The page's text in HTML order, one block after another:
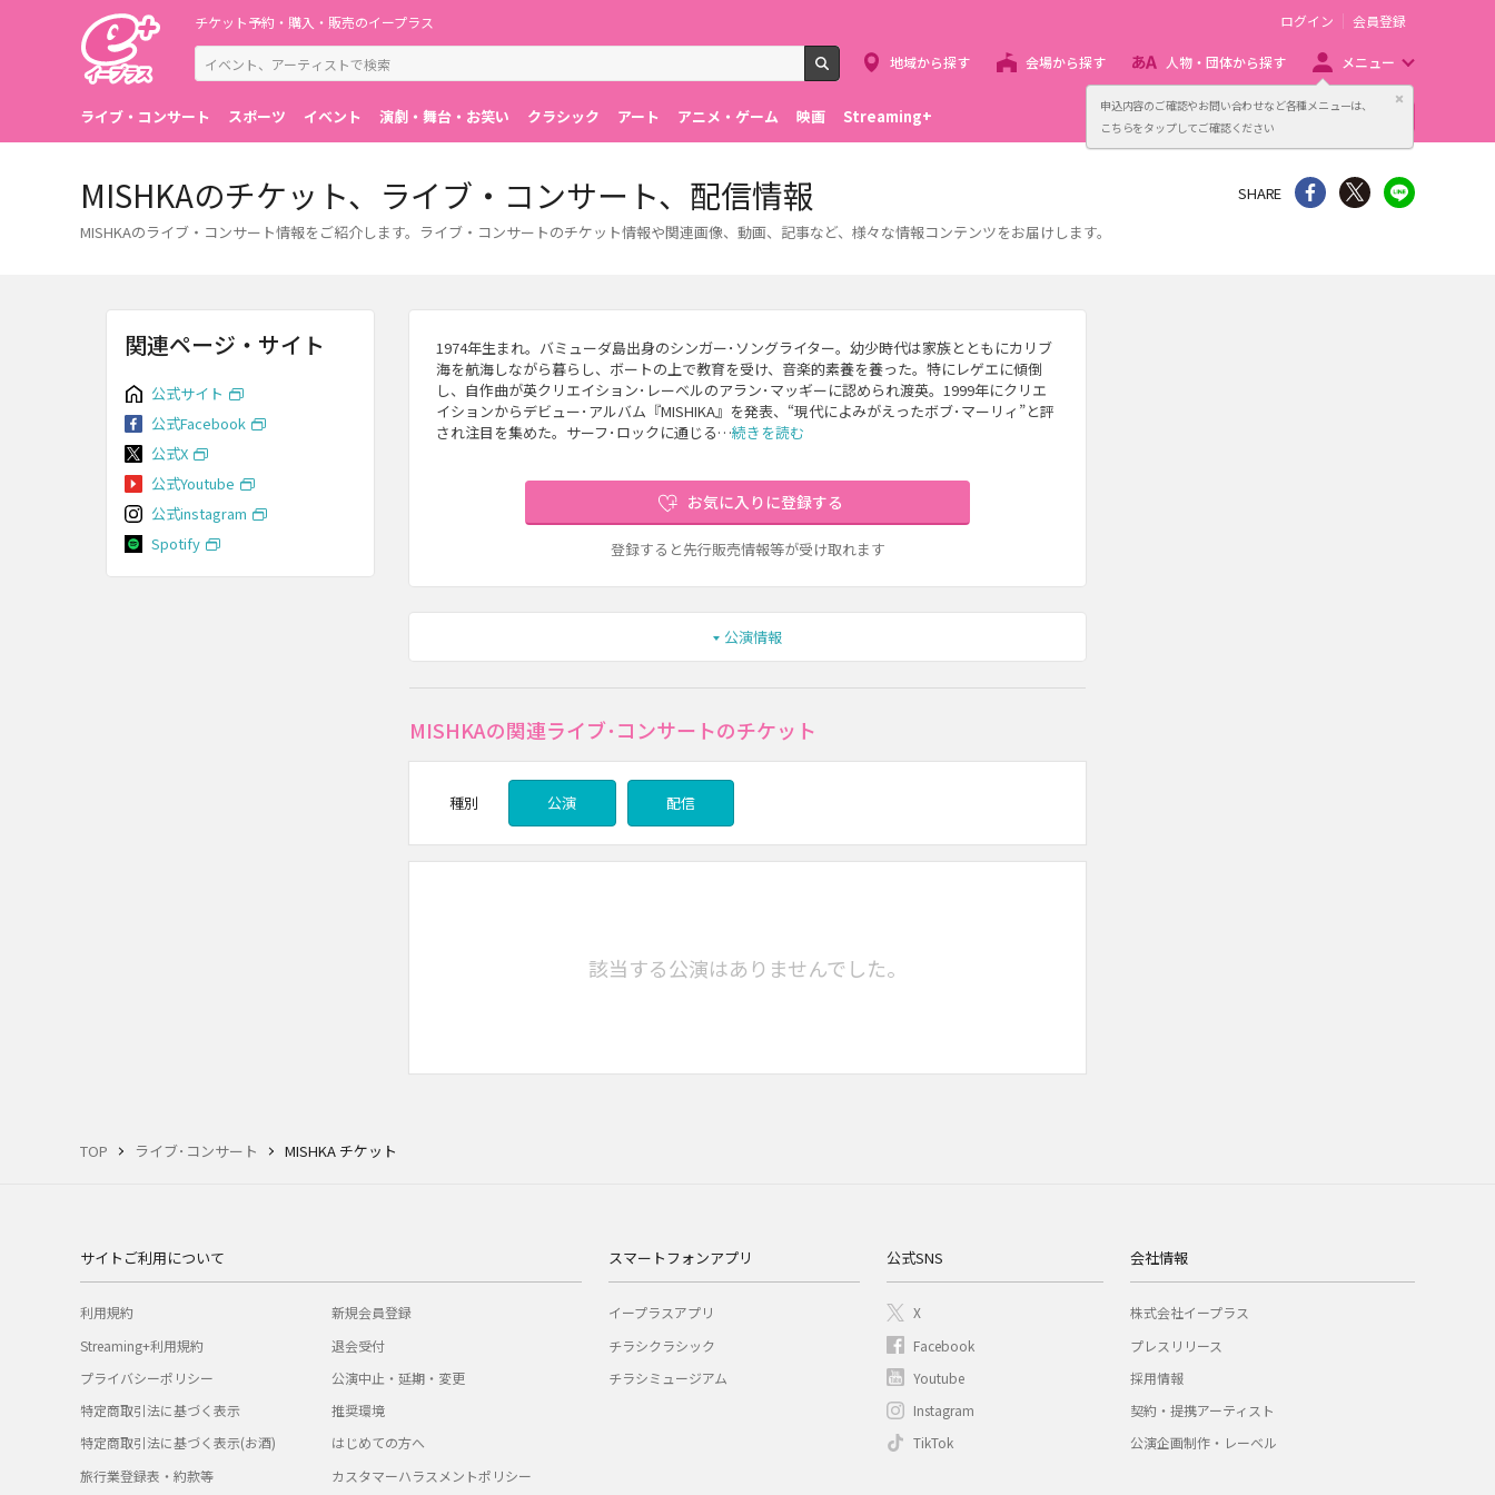
申込内容のご確認やお問い合わせなど各種メニューは、
こちらをタップしてご確認ください
閉じる
チケット予約・購入・販売のイープラス
検索
ログイン 会員登録
地域から探す 会場から探す 人物・団体から探す メニュー
ライブ・コンサート スポーツ イベント 演劇・舞台・お笑い クラシック アート アニメ・ゲーム 映画 Streaming+ 主催者向け販売サービス
TOP ライブ･コンサート MISHKA チケット
MISHKAのチケット、ライブ・コンサート、配信情報
MISHKAのライブ・コンサート情報をご紹介します。ライブ・コンサートのチケット情報や関連画像、動画、記事など、様々な情報コンテンツをお届けします。
SHARE シェア Twitter
1974年生まれ。バミューダ島出身のシンガー･ソングライター。幼少時代は家族とともにカリブ
海を航海しながら暮らし、ボートの上で教育を受け、音楽的素養を養った。特にレゲエに傾倒
し、自作曲が英クリエイション･レーベルのアラン･マッギーに認められ渡英。1999年にクリエ
イションからデビュー･アルバム『MISHIKA』を発表、“現代によみがえったボブ･マーリィ”と評
され注目を集めた。サーフ･ロックに通じる…続きを読む
お気に入りに登録する
登録すると先行販売情報等が受け取れます
公演情報
MISHKAの関連ライブ･コンサートのチケット
種別 公演 配信
該当する公演はありませんでした。
関連ページ・サイト
公式サイト
公式Facebook
公式X
公式Youtube
公式instagram
Spotify
サイトご利用について
利用規約
Streaming+利用規約
プライバシーポリシー
特定商取引法に基づく表示
特定商取引法に基づく表示(お酒)
旅行業登録表・約款等
新規会員登録
退会受付
公演中止・延期・変更
推奨環境
はじめての方へ
カスタマーハラスメントポリシー
スマートフォンアプリ
イープラスアプリ
チラシクラシック
チラシミュージアム
公式SNS
X
Facebook
Youtube
Instagram
TikTok
会社情報
株式会社イープラス
プレスリリース
採用情報
契約・提携アーティスト
公演企画制作・レーベル